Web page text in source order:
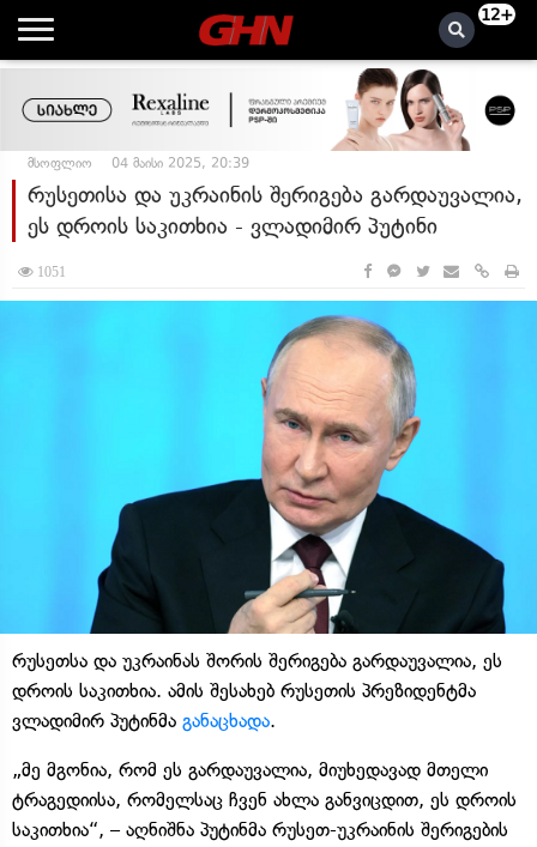
12+
მსოფლიო 04 მაისი 2025, 20:39
რუსეთისა და უკრაინის შერიგება გარდაუვალია,
ეს დროის საკითხია - ვლადიმირ პუტინი
1051
რუსეთსა და უკრაინას შორის შერიგება გარდაუვალია, ეს
დროის საკითხია. ამის შესახებ რუსეთის პრეზიდენტმა
ვლადიმირ პუტინმა განაცხადა.
„მე მგონია, რომ ეს გარდაუვალია, მიუხედავად მთელი
ტრაგედიისა, რომელსაც ჩვენ ახლა განვიცდით, ეს დროის
საკითხია“, – აღნიშნა პუტინმა რუსეთ-უკრაინის შერიგების